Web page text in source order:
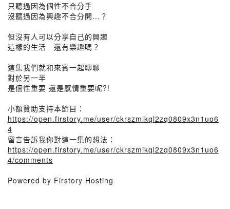
只聽過因為個性不合分手
沒聽過因為興趣不合分開...？
但沒有人可以分享自己的興趣
這樣的生活 還有樂趣嗎？
這集我們就和來賓一起聊聊
對於另一半
是個性重要 還是感情重要呢?!
小額贊助支持本節目：
https://open.firstory.me/user/ckrszmikql2zq0809x3n1uo6
4
留言告訴我你對這一集的想法：
https://open.firstory.me/user/ckrszmikql2zq0809x3n1uo6
4/comments
Powered by Firstory Hosting